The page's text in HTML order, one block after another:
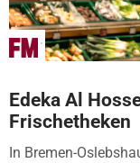
Edeka Al
Frischetheken
In Bremen-